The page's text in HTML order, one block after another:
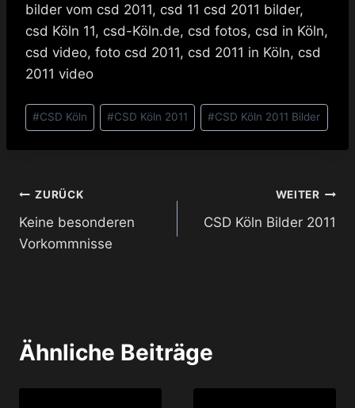
bilder vom csd 2011, csd 11 csd 2011 bilder,
csd Köln 11, csd-Köln.de, csd fotos, csd in Köln,
csd video, foto csd 2011, csd 2011 in Köln, csd
2011 video
Schlagworte:
#CSD Köln #CSD Köln 2011 #CSD Köln 2011 Bilder
Beitragsnavigation
ZURÜCK
Keine besonderen
Vorkommnisse
WEITER
CSD Köln Bilder 2011
Ähnliche Beiträge